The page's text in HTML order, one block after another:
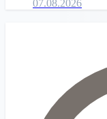
07.08.2026